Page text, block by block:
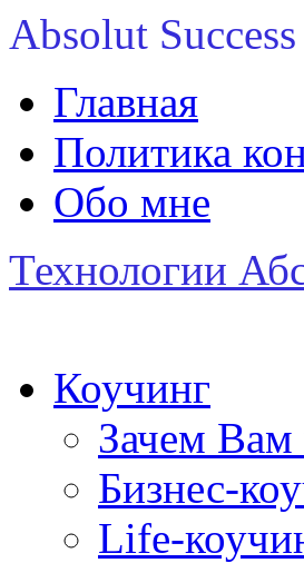
Absolut
Главная
Политика
Обо мне
Технологии
Коучинг
Зачем Вам
Бизнес-
Life-